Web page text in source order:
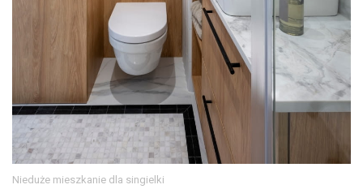
Nieduże mieszkanie dla singielki